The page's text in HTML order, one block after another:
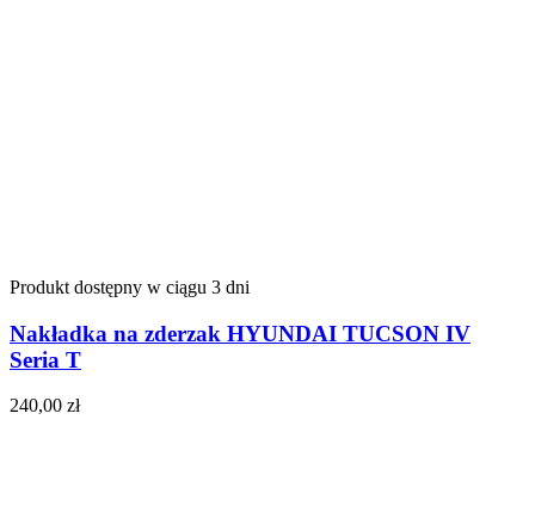
Produkt dostępny w ciągu 3 dni
Nakładka na zderzak HYUNDAI TUCSON IV
Seria T
240,00 zł